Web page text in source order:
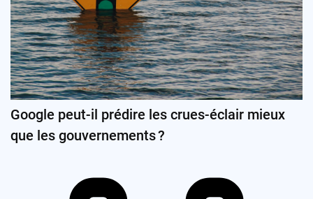
Google peut-il prédire les crues-éclair mieux
que les gouvernements ?